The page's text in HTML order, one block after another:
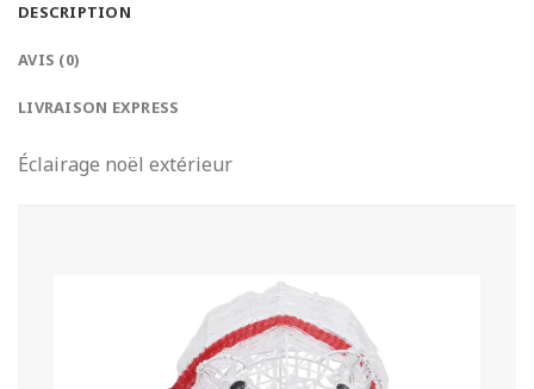
DESCRIPTION
AVIS (0)
LIVRAISON EXPRESS
Éclairage noël extérieur